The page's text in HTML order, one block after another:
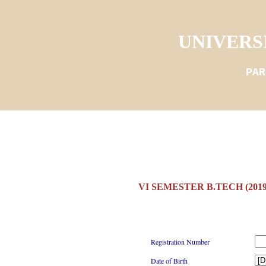
VI SEMESTER B.TECH
Registration Number
Date of Birth